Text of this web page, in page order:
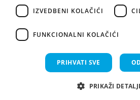
LINKOVI
Uvjeti korištenja
IZVEDBENI KOLAČIĆI
FUNKCIONALNI KOLAČIĆI
PRIHVATI SVE
PRIKAŽI